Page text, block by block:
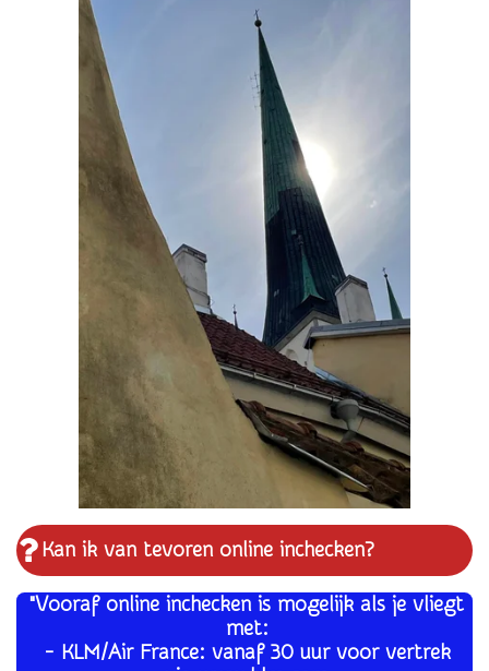
Kan ik van tevoren online inchecken?
"Vooraf online inchecken is mogelijk als je vliegt
met:
- KLM/Air France: vanaf 30 uur voor vertrek